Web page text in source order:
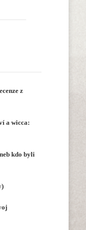
z
a wicca:
kdo byli